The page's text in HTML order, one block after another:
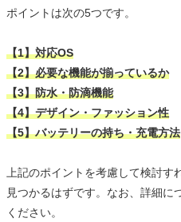
ポイントは次の5つです。
【1】対応OS
【2】必要な機能が揃っているか
【3】防水・防滴機能
【4】デザイン・ファッション性
【5】バッテリーの持ち・充電方法
上記のポイントを考慮して検討す
見つかるはずです。なお、詳細に
ください。